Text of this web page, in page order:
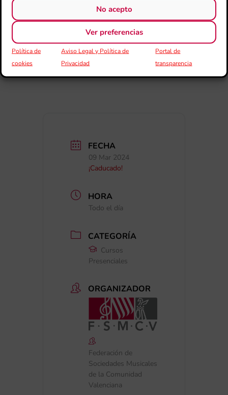
No acepto
Ver preferencias
Política de
cookies
Aviso Legal y Política de
Privacidad
Portal de
transparencia
PRESENTACIÓN DE
SOLICITUDES:
06/03/2024 – 23:59 h
ORGANIZA:
FECHA
09 Mar 2024
¡Caducado!
HORA
Todo el día
CATEGORÍA
Cursos
Presenciales
ORGANIZADOR
Federación de
Sociedades Musicales
de la Comunidad
Valenciana